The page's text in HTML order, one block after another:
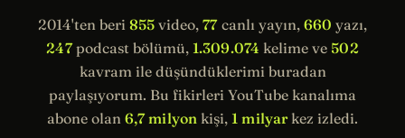
2014'ten beri 855 video,77canlı yayın, 660 yazı,
247podcast bölümü, 1.309.074 kelime ve 502
kavram ile düşündüklerimi buradan
paylaşıyorum. Bu fikirleri YouTube kanalıma
abone olan 6,7 milyon kişi, 1 milyarkez izledi.